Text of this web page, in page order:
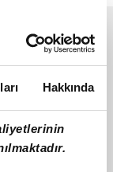
Hakkında